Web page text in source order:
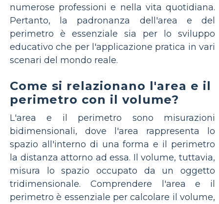
numerose professioni e nella vita quotidiana.
Pertanto, la padronanza dell'area e del
perimetro è essenziale sia per lo sviluppo
educativo che per l'applicazione pratica in vari
scenari del mondo reale.
Come si relazionano l'area e il
perimetro con il volume?
L'area e il perimetro sono misurazioni
bidimensionali, dove l'area rappresenta lo
spazio all'interno di una forma e il perimetro
la distanza attorno ad essa. Il volume, tuttavia,
misura lo spazio occupato da un oggetto
tridimensionale. Comprendere l'area e il
perimetro è essenziale per calcolare il volume,